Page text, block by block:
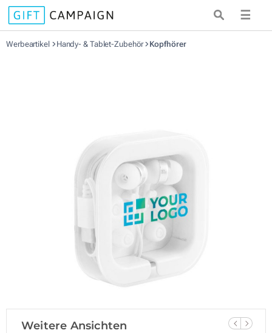
☰
Werbeartikel Handy- & Tablet-Zubehör Kopfhörer
Weitere Ansichten